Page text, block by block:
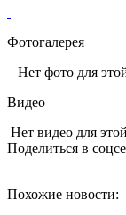
Фотогалерея
Нет фото для
Видео
Нет видео для
Поделиться в
Похожие новости: